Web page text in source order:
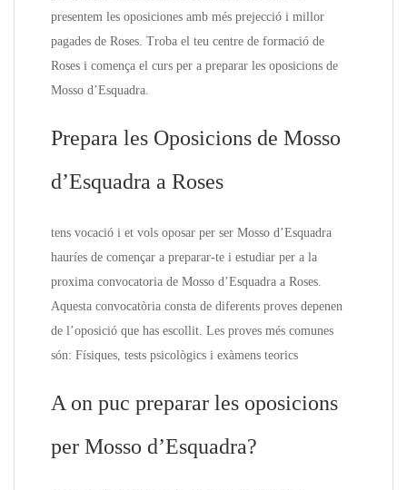
presentem les oposiciones amb més prejecció i millor
pagades de Roses. Troba el teu centre de formació de
Roses i comença el curs per a preparar les oposicions de
Mosso d’Esquadra.
Prepara les Oposicions de Mosso
d’Esquadra a Roses
tens vocació i et vols oposar per ser Mosso d’Esquadra
hauríes de començar a preparar-te i estudiar per a la
proxima convocatoria de Mosso d’Esquadra a Roses.
Aquesta convocatòria consta de diferents proves depenen
de l’oposició que has escollit. Les proves més comunes
són: Físiques, tests psicològics i exàmens teorics
A on puc preparar les oposicions
per Mosso d’Esquadra?